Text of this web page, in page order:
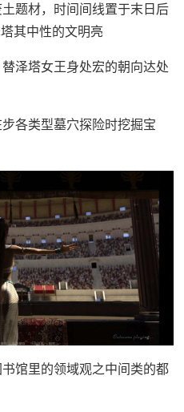
题材，时间间线置于末日后
其中性的文明亮
泽塔女王身处宏的朝向达处
各类型墓穴探险时挖掘宝
馆里的领域观之中间类的都